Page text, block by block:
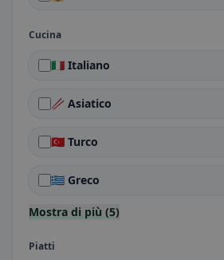
Cucina
🇮🇹 Italiano
🥢 Asiatico
🇹🇷 Turco
🇬🇷 Greco
Mostra di più (5)
Piatti